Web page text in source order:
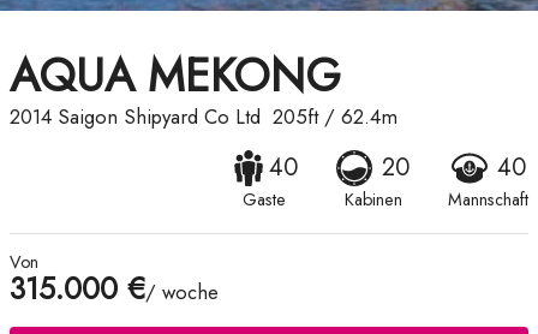
AQUA MEKONG
2014 Saigon Shipyard Co Ltd 205ft/ 62.4m
40
Gaste
20
Kabinen
40
Mannschaft
Von
315.000 €/ woche